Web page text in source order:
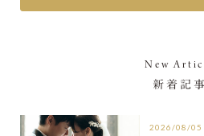
New
新着記事
2026/08/05